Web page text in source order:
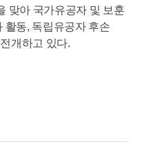
맞아 국가유공자 및 보훈
활동, 독립유공자 후손
개하고 있다.